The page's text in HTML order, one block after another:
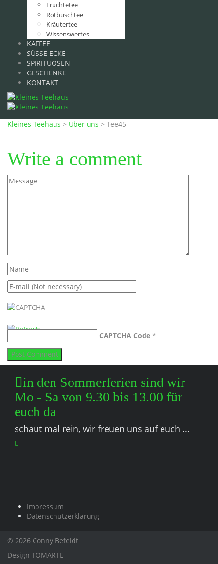
Früchtetee
Rotbuschtee
Kräutertee
Wissenswertes
KAFFEE
SÜSSE ECKE
SPIRITUOSEN
GESCHENKE
KONTAKT
Kleines Teehaus > Über uns > Tee45
Write a comment
CAPTCHA Code *
in den Sommerferien sind wir
Mo - Sa von 9.30 bis 13.00 für
euch da
schaut mal rein, wir freuen uns auf euch ...
Impressum
Datenschutzerklärung
© 2026 Conny Befeldt
Design TOMARTE